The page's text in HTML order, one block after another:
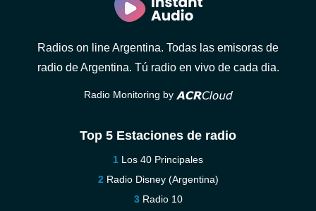
Radios on line Argentina. Todas las emisoras de
radio de Argentina. Tú radio en vivo de cada dia.
Radio Monitoring by
Top 5 Estaciones de radio
Los 40 Principales
Radio Disney (Argentina)
Radio 10